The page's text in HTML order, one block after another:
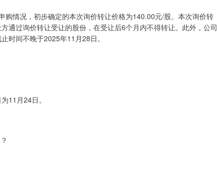
情况，初步确定的本次询价转让价格为140.00元/股。本次询价转
通过询价转让受让的股份，在受让后6个月内不得转让。此外，公司
时间不晚于2025年11月28日。
11月24日。